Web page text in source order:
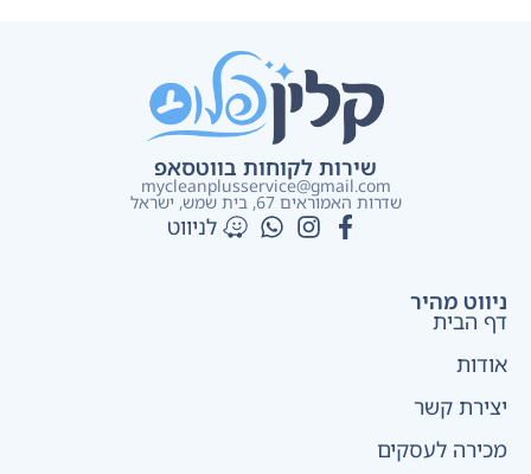
שירות לקוחות בווטסאפ
mycleanplusservice@gmail.com
שדרות האמוראים 67, בית שמש​, ישראל
לניווט
ניווט מהיר
דף הבית
אודות
יצירת קשר
מכירה לעסקים